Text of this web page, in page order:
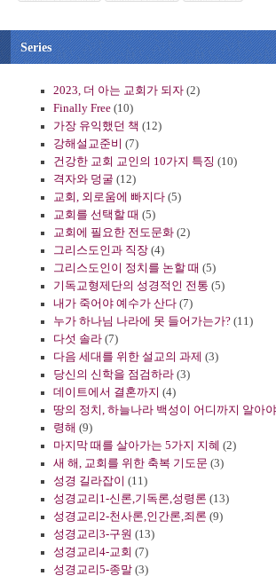
Series
2023, 더 아는 교회가 되자 (2)
Finally Free (10)
가장 유익했던 책 (12)
강해설교준비 (7)
건강한 교회 교인의 10가지 특징 (10)
격자와 덩굴 (12)
교회, 외로움에 빠지다 (5)
교회를 선택할 때 (5)
교회에 필요한 전도문화 (2)
그리스도인과 직장 (4)
그리스도인이 정치를 논할 때 (5)
기독교형제단의 성경적인 전통 (5)
내가 죽어야 예수가 산다 (7)
누가 하나님 나라에 못 들어가는가? (11)
다섯 솔라 (7)
다음 세대를 위한 설교의 과제 (3)
당신의 신학을 점검하라 (3)
데이트에서 결혼까지 (4)
땅의 정치, 하늘나라 백성이 어디까지 알아
령해 (9)
마지막 때를 살아가는 5가지 지혜 (2)
새 해, 교회를 위한 축복 기도문 (3)
성경 길라잡이 (11)
성경교리1-신론,기독론,성령론 (13)
성경교리2-천사론,인간론,죄론 (9)
성경교리3-구원 (13)
성경교리4-교회 (7)
성경교리5-종말 (3)